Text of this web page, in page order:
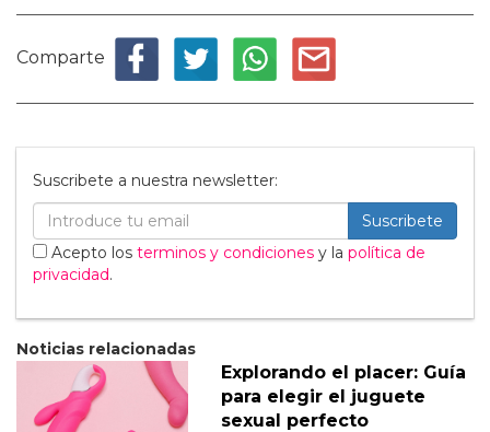
Comparte
Suscribete a nuestra newsletter:
Suscribete
Acepto los terminos y condiciones y la política de
privacidad.
Noticias relacionadas
Explorando el placer: Guía
para elegir el juguete
sexual perfecto